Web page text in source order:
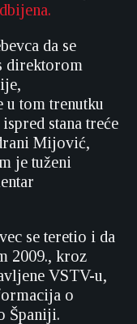
da se
direktorom
tom trenutku
stana treće
Mijović,
je tuženi
se teretio i da
2009., kroz
VSTV-u,
o
Španiji.